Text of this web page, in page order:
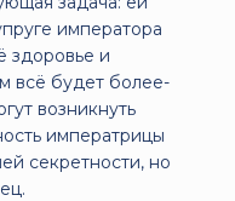
императора
здоровье и
всё будет более-
возникнуть
императрицы
секретности, но